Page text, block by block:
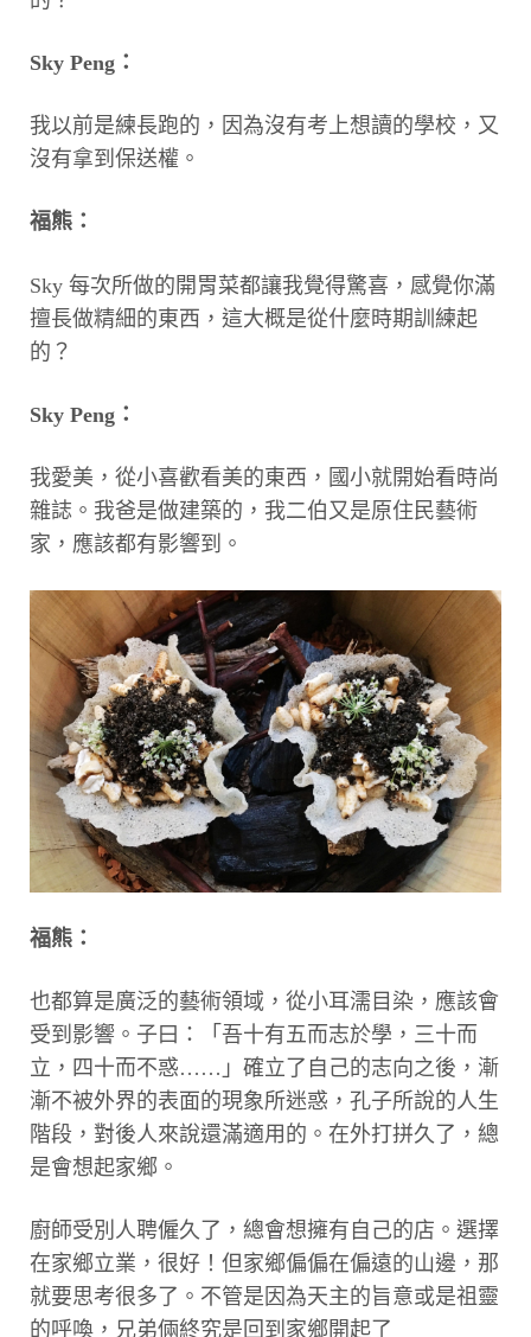
Sky Peng：
我以前是練長跑的，因為沒有考上想讀的學校，又
沒有拿到保送權。
福熊：
Sky 每次所做的開胃菜都讓我覺得驚喜，感覺你滿
擅長做精細的東西，這大概是從什麼時期訓練起
的？
Sky Peng：
我愛美，從小喜歡看美的東西，國小就開始看時尚
雜誌。我爸是做建築的，我二伯又是原住民藝術
家，應該都有影響到。
福熊：
也都算是廣泛的藝術領域，從小耳濡目染，應該會
受到影響。子曰：「吾十有五而志於學，三十而
立，四十而不惑……」確立了自己的志向之後，漸
漸不被外界的表面的現象所迷惑，孔子所說的人生
階段，對後人來說還滿適用的。在外打拼久了，總
是會想起家鄉。
廚師受別人聘僱久了，總會想擁有自己的店。選擇
在家鄉立業，很好！但家鄉偏偏在偏遠的山邊，那
就要思考很多了。不管是因為天主的旨意或是祖靈
的呼喚，兄弟倆終究是回到家鄉開起了